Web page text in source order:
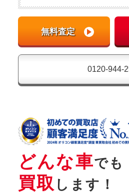
0120-944-
どんな車でも
買取 します！